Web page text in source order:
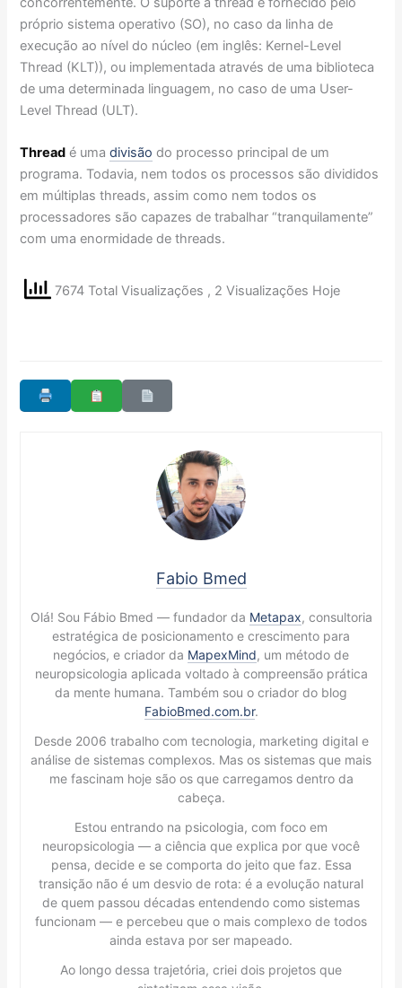
próprio sistema operativo (SO), no caso da linha de
execução ao nível do núcleo (em inglês: Kernel-Level
Thread (KLT)), ou implementada através de uma biblioteca
de uma determinada linguagem, no caso de uma User-
Level Thread (ULT).
Thread é umadivisão do processo principal de um
programa. Todavia, nem todos os processos são divididos
em múltiplas threads, assim como nem todos os
processadores são capazes de trabalhar “tranquilamente”
com uma enormidade de threads.
7674 Total Visualizações , 2 Visualizações Hoje
Fabio Bmed
Olá! Sou Fábio Bmed — fundador da Metapax, consultoria
estratégica de posicionamento e crescimento para
negócios, e criador da MapexMind, um método de
neuropsicologia aplicada voltado à compreensão prática
da mente humana. Também sou o criador do blog
FabioBmed.com.br.
Desde 2006 trabalho com tecnologia, marketing digital e
análise de sistemas complexos. Mas os sistemas que mais
me fascinam hoje são os que carregamos dentro da
cabeça.
Estou entrando na psicologia, com foco em
neuropsicologia — a ciência que explica por que você
pensa, decide e se comporta do jeito que faz. Essa
transição não é um desvio de rota: é a evolução natural
de quem passou décadas entendendo como sistemas
funcionam — e percebeu que o mais complexo de todos
ainda estava por ser mapeado.
Ao longo dessa trajetória, criei dois projetos que